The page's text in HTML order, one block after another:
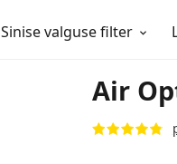
Sinise valguse filter
Air